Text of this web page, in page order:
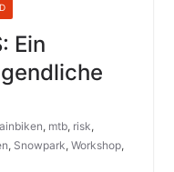
Ein
, mtb, risk,
, Snowpark, Workshop,